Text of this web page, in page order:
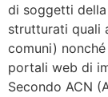
di soggetti
strutturati quali
comuni)
portali web di
Secondo ACN